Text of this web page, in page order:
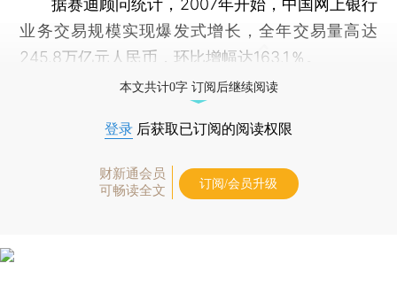
据赛迪顾问统计，2007年开始，中国网上银行
业务交易规模实现爆发式增长，全年交易量高达
245.8万亿元人民币，环比增幅达163.1％。
本文共计0字 订阅后继续阅读
登录 后获取已订阅的阅读权限
财新通会员
可畅读全文
订阅/会员升级